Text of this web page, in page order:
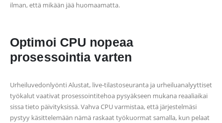
ilman, että mikään jää huomaamatta.
Optimoi CPU nopeaa
prosessointia varten
Urheiluvedonlyönti Alustat, live-tilastoseuranta ja urheiluanalyyttiset
työkalut vaativat prosessointitehoa pysyäkseen mukana reaaliaikai
sissa tieto päivityksissä. Vahva CPU varmistaa, että järjestelmäsi
pystyy käsittelemään nämä raskaat työkuormat samalla, kun pelaat